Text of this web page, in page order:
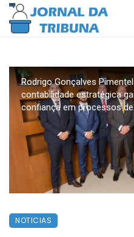
Rodrigo Gonçalves
contabilidade estratégica
confiança em processos
NOTICIAS